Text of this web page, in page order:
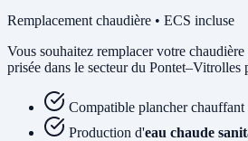
Remplacement chaudière • ECS incluse
Vous souhaitez remplacer votre
prisée dans le secteur du
Compatible plancher chauffant
Production d'eau chaude